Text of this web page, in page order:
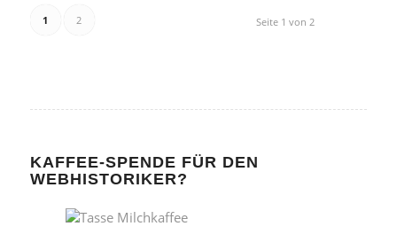
Seite 1 von 2
1 2
KAFFEE-SPENDE FÜR DEN
WEBHISTORIKER?